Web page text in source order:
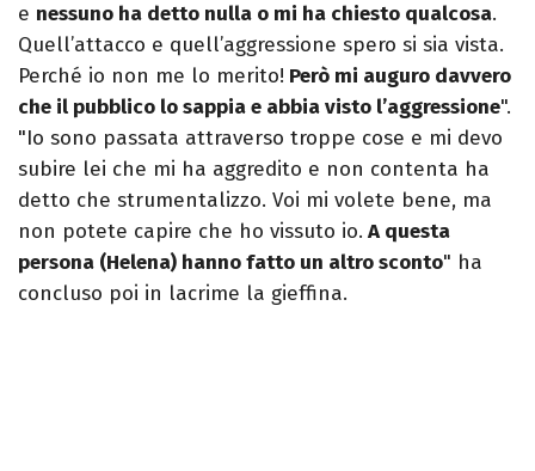
e nessuno ha detto nulla o mi ha chiesto qualcosa.
Quell’attacco e quell’aggressione spero si sia vista.
Perché io non me lo merito! Però mi auguro davvero
che il pubblico lo sappia e abbia visto l’aggressione".
"Io sono passata attraverso troppe cose e mi devo
subire lei che mi ha aggredito e non contenta ha
detto che strumentalizzo. Voi mi volete bene, ma
non potete capire che ho vissuto io. A questa
persona (Helena) hanno fatto un altro sconto" ha
concluso poi in lacrime la gieffina.